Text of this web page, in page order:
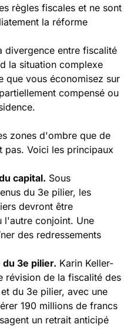
règles fiscales et ne sont
la réforme
entre fiscalité
la situation complexe
que vous économisez sur
compensé ou
zones d'ombre que de
pas. Voici les principaux
capital. Sous
du 3e pilier, les
devront être
l'autre conjoint. Une
des redressements
3e pilier. Karin Keller-
révision de la fiscalité des
du 3e pilier, avec une
190 millions de francs
un retrait anticipé